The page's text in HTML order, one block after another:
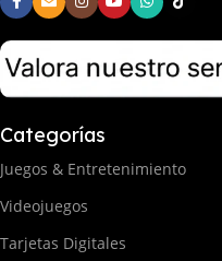
Categorías
Juegos & Entretenimiento
Videojuegos
Tarjetas Digitales